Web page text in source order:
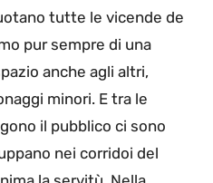
tutte le vicende de
pur sempre di una
anche agli altri,
minori. E tra le
il pubblico ci sono
nei corridoi del